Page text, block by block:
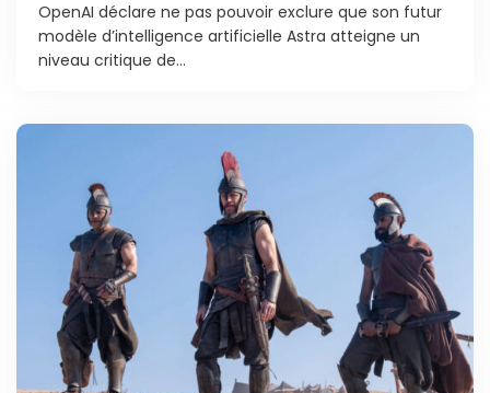
OpenAI déclare ne pas pouvoir exclure que son futur
modèle d’intelligence artificielle Astra atteigne un
niveau critique de...